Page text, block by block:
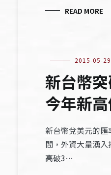
READ MORE
2015-05-29
新台幣
今年新
新台幣兌美元的
間，外資大量湧
高破3…